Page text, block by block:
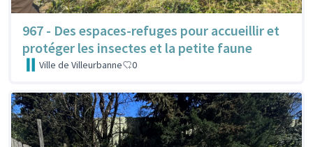
967 - Des espaces-refuges pour accueillir et
protéger les insectes et la petite faune
Ville de Villeurbanne 0